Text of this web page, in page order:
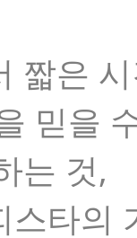
짧은
믿을
는 것,
스타의